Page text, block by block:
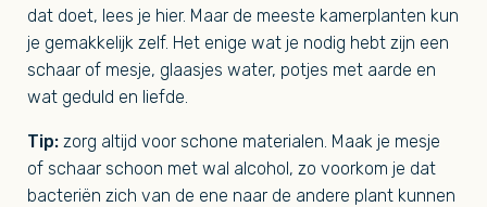
dat doet, lees je hier. Maar de meeste kamerplanten kun
je gemakkelijk zelf. Het enige wat je nodig hebt zijn een
schaar of mesje, glaasjes water, potjes met aarde en
wat geduld en liefde.
Tip: zorg altijd voor schone materialen. Maak je mesje
of schaar schoon met wal alcohol, zo voorkom je dat
bacteriën zich van de ene naar de andere plant kunnen